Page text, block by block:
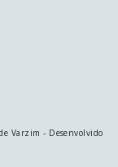
Varzim - Desenvolvido